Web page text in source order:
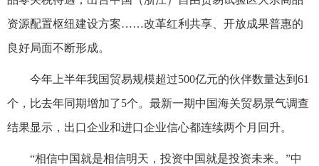
资源配置枢纽建设方案……改革红利共享、开放成果普惠的
良好局面不断形成。
今年上半年我国贸易规模超过500亿元的伙伴数量达到61
个，比去年同期增加了5个。最新一期中国海关贸易景气调查
结果显示，出口企业和进口企业信心都连续两个月回升。
“相信中国就是相信明天，投资中国就是投资未来。”中